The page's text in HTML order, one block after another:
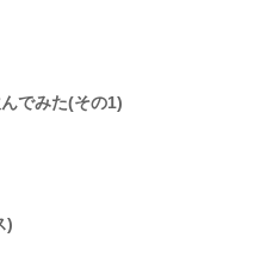
でみた(その1)
)